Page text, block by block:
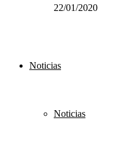
22/01/2020
Noticias
Noticias